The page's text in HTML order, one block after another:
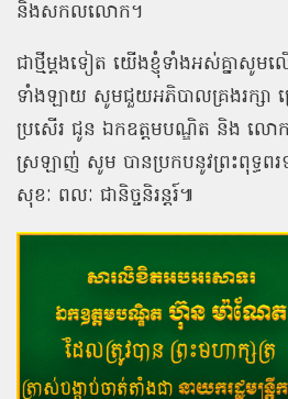
និងសកលលោក។
ជាថ្មីម្តងទៀត យើងខ្ញុំទាំងអស់គ្នាសូម
ទាំងឡាយ សូមជួយអភិបាលគ្រងរក្សា ប្
ប្រសើរ ជូន ឯកឧត្តមបណ្ឌិត និង លោក
ស្រឡាញ់ សូម បានប្រកបនូវព្រះពុទ្ធពរ
សុខៈ ពលៈ ជានិច្ចនិរន្តរ៍៕